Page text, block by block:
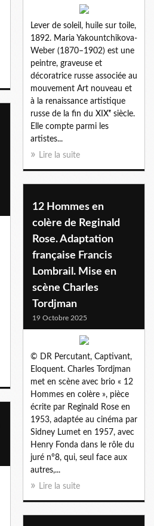
Lever de soleil, huile sur toile,
1892. Maria Yakountchikova-
Weber (1870–1902) est une
peintre, graveuse et
décoratrice russe associée au
mouvement Art nouveau et
à la renaissance artistique
russe de la fin du XIXᵉ siècle.
Elle compte parmi les
artistes...
Lire la suite
12 Hommes en
colère de Reginald
Rose. Adaptation
française Francis
Lombrail. Mise en
scène Charles
Tordjman
19 Octobre 2025
© DR Percutant, Captivant,
Eloquent. Charles Tordjman
met en scène avec brio « 12
Hommes en colère », pièce
écrite par Reginald Rose en
1953, adaptée au cinéma par
Sidney Lumet en 1957, avec
Henry Fonda dans le rôle du
juré n°8, qui, seul face aux
autres,...
Lire la suite